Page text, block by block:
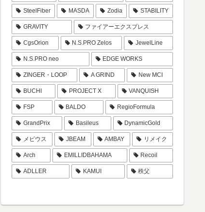
SteelFiber MASDA Zodia STABILITY
GRAVITY ファイアーエクスプレス
CgsOrion N.S.PRO Zelos JewelLine
N.S.PRO neo EDGE WORKS
ZINGER・LOOP A GRIND New MCI
BUCHI PROJECT X VANQUISH
FSP BALDO RegioFormula
GrandPrix Basileus DynamicGold
メビウス JBEAM AMBAY リメイク
Arch EMILLIDBAHAMA Recoil
ADLLER KAMUI 秩父